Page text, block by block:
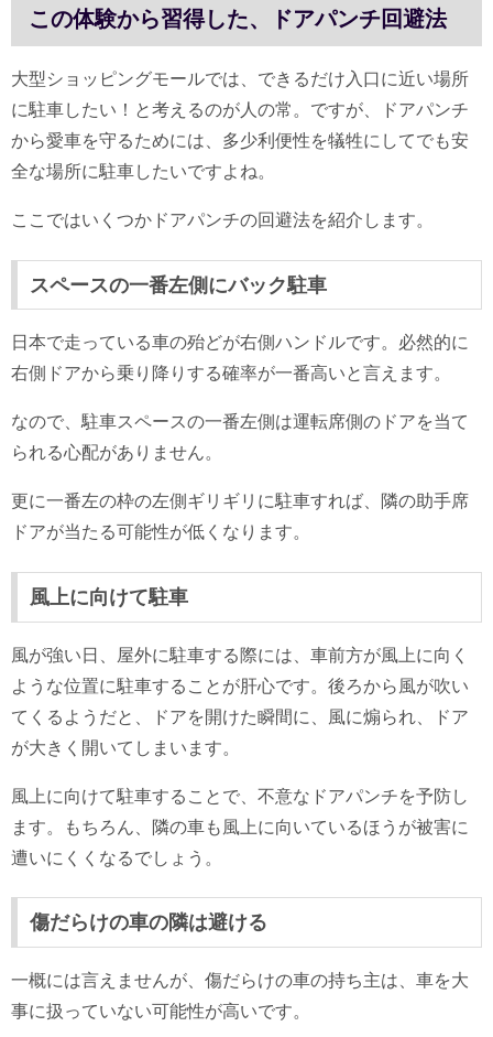
この体験から習得した、ドアパンチ回避法
大型ショッピングモールでは、できるだけ入口に近い場所
に駐車したい！と考えるのが人の常。ですが、ドアパンチ
から愛車を守るためには、多少利便性を犠牲にしてでも安
全な場所に駐車したいですよね。
ここではいくつかドアパンチの回避法を紹介します。
スペースの一番左側にバック駐車
日本で走っている車の殆どが右側ハンドルです。必然的に
右側ドアから乗り降りする確率が一番高いと言えます。
なので、駐車スペースの一番左側は運転席側のドアを当て
られる心配がありません。
更に一番左の枠の左側ギリギリに駐車すれば、隣の助手席
ドアが当たる可能性が低くなります。
風上に向けて駐車
風が強い日、屋外に駐車する際には、車前方が風上に向く
ような位置に駐車することが肝心です。後ろから風が吹い
てくるようだと、ドアを開けた瞬間に、風に煽られ、ドア
が大きく開いてしまいます。
風上に向けて駐車することで、不意なドアパンチを予防し
ます。もちろん、隣の車も風上に向いているほうが被害に
遭いにくくなるでしょう。
傷だらけの車の隣は避ける
一概には言えませんが、傷だらけの車の持ち主は、車を大
事に扱っていない可能性が高いです。